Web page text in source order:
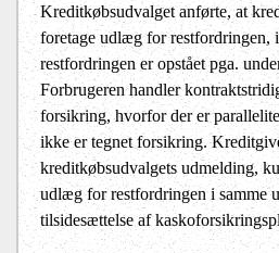
Kreditkøbsudvalget anførte, at
foretage udlæg for restfordringen,
restfordringen er opstået pga.
Forbrugeren handler
forsikring, hvorfor der er
ikke er tegnet forsikring.
kreditkøbsudvalgets udmelding,
udlæg for restfordringen i samme
tilsidesættelse af